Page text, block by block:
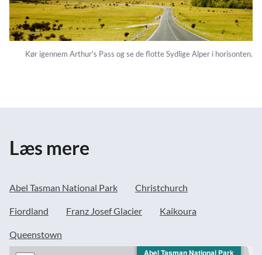
Kør igennem Arthur's Pass og se de flotte Sydlige Alper i horisonten.
Læs mere
Abel Tasman National Park Christchurch
Fiordland Franz Josef Glacier Kaikoura
Queenstown
Abel Tasman National Park